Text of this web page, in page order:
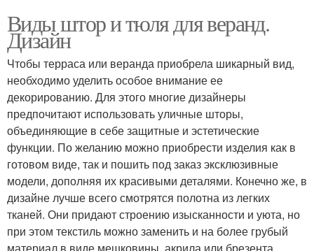
Виды штор и тюля для веранд.
Дизайн
Чтобы терраса или веранда приобрела шикарный вид,
необходимо уделить особое внимание ее
декорированию. Для этого многие дизайнеры
предпочитают использовать уличные шторы,
объединяющие в себе защитные и эстетические
функции. По желанию можно приобрести изделия как в
готовом виде, так и пошить под заказ эксклюзивные
модели, дополняя их красивыми деталями. Конечно же, в
дизайне лучше всего смотрятся полотна из легких
тканей. Они придают строению изысканности и уюта, но
при этом текстиль можно заменить и на более грубый